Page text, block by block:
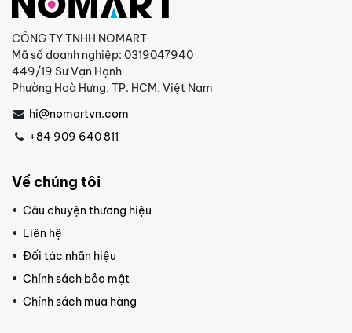
CÔNG TY TNHH NOMART
Mã số doanh nghiệp: 0319047940
449/19 Sư Vạn Hạnh
Phường Hoà Hưng, TP. HCM, Việt Nam
hi@nomartvn.com
+84 909 640 811
Về chúng tôi
Câu chuyện thương hiệu
Liên hệ
Đối tác nhãn hiệu
Chính sách bảo mật
Chính sách mua hàng